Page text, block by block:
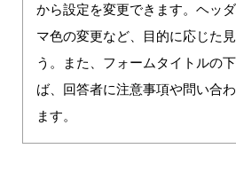
から設定を変更できます。ヘッ
マ色の変更など、目的に応じた
う。また、フォームタイトルの
ば、回答者に注意事項や問い合
ます。